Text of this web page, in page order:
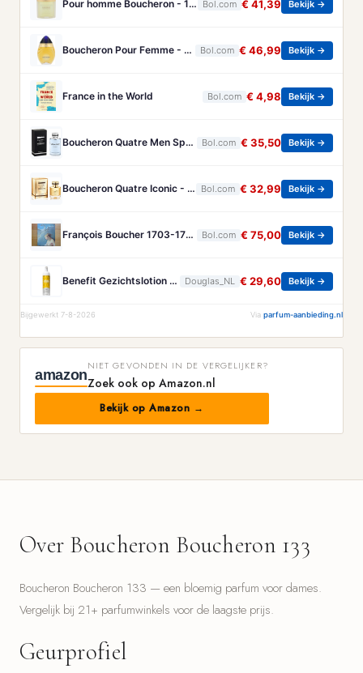
Pour homme Boucheron - 100 ml - Eau de parfum Bol.com € 41,39 Bekijk →
Boucheron Pour Femme - 100ml - Eau de toilette Bol.com € 46,99 Bekijk →
France in the World Bol.com € 4,98 Bekijk →
Boucheron Quatre Men Spray - 100 ml - Eau De Toilette Bol.com € 35,50 Bekijk →
Boucheron Quatre Iconic - 50 ml - eau de parfum spray - damesparfum Bol.com € 32,99 Bekijk →
François Boucher 1703-1770 - Brandt, Christa Bol.com € 75,00 Bekijk →
Benefit Gezichtslotion The POREfessional Gezichtstoner Unisex 133ml Douglas_NL € 29,60 Bekijk →
Bijgewerkt 7-8-2026 Via parfum-aanbieding.nl
amazon
NIET GEVONDEN IN DE VERGELIJKER?
Zoek ook op Amazon.nl
Bekijk op Amazon →
Over Boucheron Boucheron 133
Boucheron Boucheron 133 — een bloemig parfum voor dames.
Vergelijk bij 21+ parfumwinkels voor de laagste prijs.
Geurprofiel